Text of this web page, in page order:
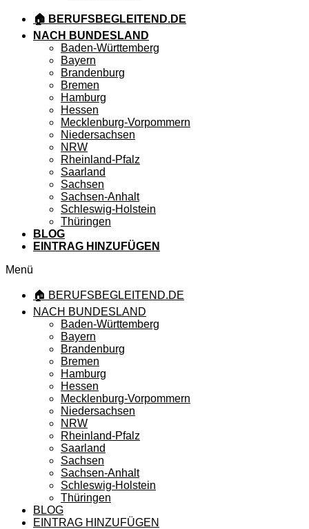
🏠 BERUFSBEGLEITEND.DE
NACH BUNDESLAND
Baden-Württemberg
Bayern
Brandenburg
Bremen
Hamburg
Hessen
Mecklenburg-Vorpommern
Niedersachsen
NRW
Rheinland-Pfalz
Saarland
Sachsen
Sachsen-Anhalt
Schleswig-Holstein
Thüringen
BLOG
EINTRAG HINZUFÜGEN
Menü
🏠 BERUFSBEGLEITEND.DE
NACH BUNDESLAND
Baden-Württemberg
Bayern
Brandenburg
Bremen
Hamburg
Hessen
Mecklenburg-Vorpommern
Niedersachsen
NRW
Rheinland-Pfalz
Saarland
Sachsen
Sachsen-Anhalt
Schleswig-Holstein
Thüringen
BLOG
EINTRAG HINZUFÜGEN